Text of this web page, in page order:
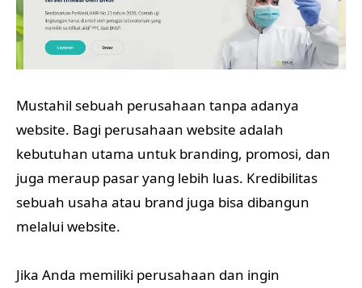
Mustahil sebuah perusahaan tanpa adanya
website. Bagi perusahaan website adalah
kebutuhan utama untuk branding, promosi, dan
juga meraup pasar yang lebih luas. Kredibilitas
sebuah usaha atau brand juga bisa dibangun
melalui website.
Jika Anda memiliki perusahaan dan ingin